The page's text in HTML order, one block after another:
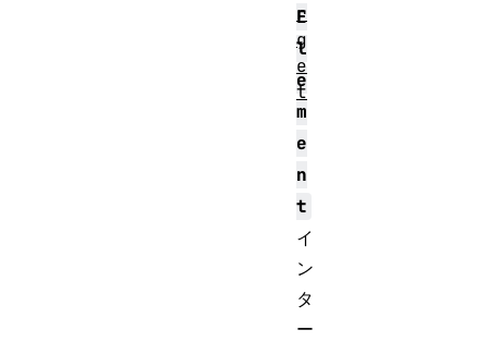
E
l
e
m
e
n
t
イ
ン
タ
ー
r
g
e
t